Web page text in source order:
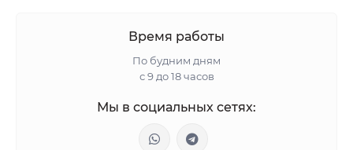
Время работы
По будним дням
с 9 до 18 часов
Мы в социальных сетях: